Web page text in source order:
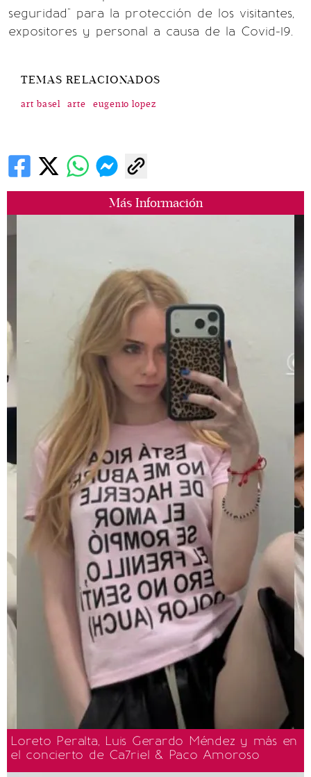
Más Información
Loreto Peralta, Luis Gerardo Méndez y más en
el concierto de Ca7riel & Paco Amoroso
seguridad" para la protección de los visitantes,
expositores y personal a causa de la Covid-19.
TEMAS RELACIONADOS
art basel arte eugenio lopez